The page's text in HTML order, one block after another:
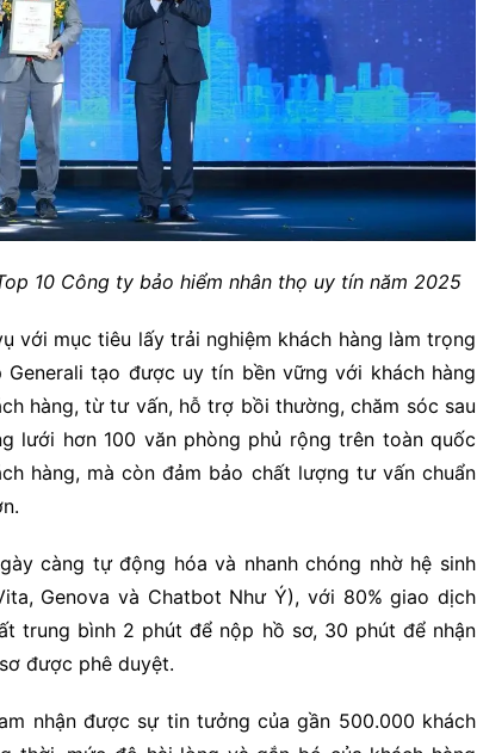
10 Công ty bảo hiểm nhân thọ uy tín năm 2025
với mục tiêu lấy trải nghiệm khách hàng làm trọng
tạo được uy tín bền vững với khách hàng
hàng, từ tư vấn, hỗ trợ bồi thường, chăm sóc sau
lưới hơn 100 văn phòng phủ rộng trên toàn quốc
hàng, mà còn đảm bảo chất lượng tư vấn chuẩn
càng tự động hóa và nhanh chóng nhờ hệ sinh
Genova và Chatbot Như Ý), với 80% giao dịch
trung bình 2 phút để nộp hồ sơ, 30 phút để nhận
được phê duyệt.
nhận được sự tin tưởng của gần 500.000 khách